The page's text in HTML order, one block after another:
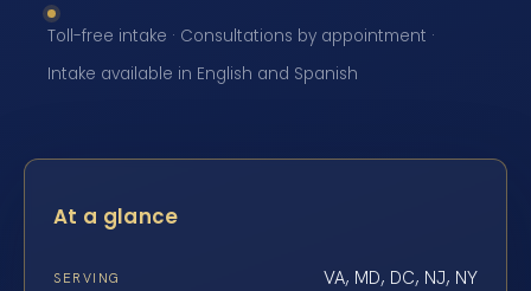
Toll-free intake · Consultations by appointment ·
Intake available in English and Spanish
At a glance
SERVING VA, MD, DC, NJ, NY